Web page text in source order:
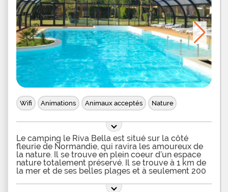
Wifi Animations Animaux acceptés Nature
Le camping le Riva Bella est situé sur la côté
fleurie de Normandie, qui ravira les amoureux de
la nature. Il se trouve en plein coeur d’un espace
nature totalement préservé. Il se trouve à 1 km de
la mer et de ses belles plages et à seulement 200
à proximité de Caen et de l’embarquement pour la